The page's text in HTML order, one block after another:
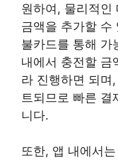
원하여, 물리적인
금액을 추가할 수
불카드를 통해 가
내에서 충전할 금
라 진행하면 되며
트되므로 빠른
니다.
또한, 앱 내에서